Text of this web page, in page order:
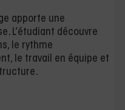
apporte une
L’étudiant découvre
le rythme
le travail en équipe et